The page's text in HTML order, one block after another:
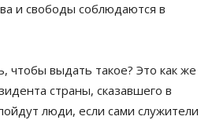
и свободы соблюдаются в
чтобы выдать такое? Это как же
страны, сказавшего в
люди, если сами служители